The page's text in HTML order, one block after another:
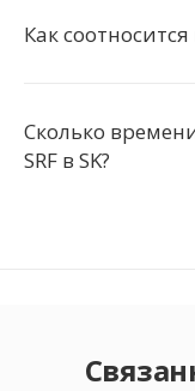
Как соотносится
Сколько
SRF в SK?